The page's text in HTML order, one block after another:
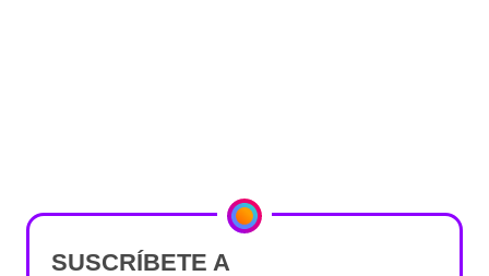
SUSCRÍBETE A